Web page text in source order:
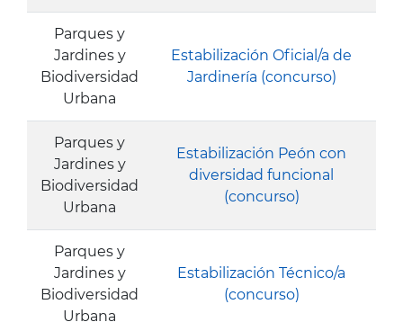
Parques y
Jardines y
Biodiversidad
Urbana
Estabilización Oficial/a de
Jardinería (concurso)
Parques y
Jardines y
Biodiversidad
Urbana
Estabilización Peón con
diversidad funcional
(concurso)
Parques y
Jardines y
Biodiversidad
Urbana
Estabilización Técnico/a
(concurso)